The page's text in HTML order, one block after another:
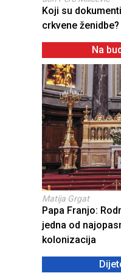
Koji su
crkvene ženidbe?
Na
Matija Grgat
Papa Franjo:
jedna od
kolonizacija